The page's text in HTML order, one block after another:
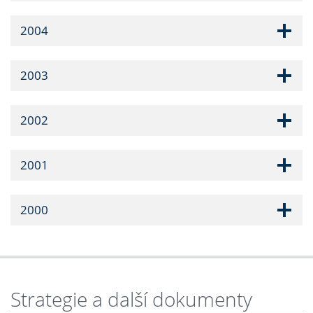
2004
2003
2002
2001
2000
Strategie a další dokumenty